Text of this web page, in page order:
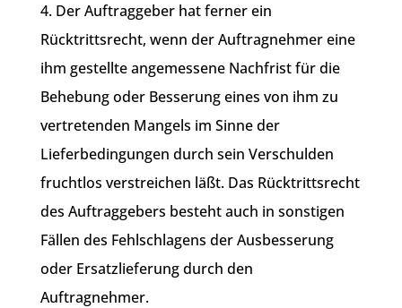
4. Der Auftraggeber hat ferner ein
Rücktrittsrecht, wenn der Auftragnehmer eine
ihm gestellte angemessene Nachfrist für die
Behebung oder Besserung eines von ihm zu
vertretenden Mangels im Sinne der
Lieferbedingungen durch sein Verschulden
fruchtlos verstreichen läßt. Das Rücktrittsrecht
des Auftraggebers besteht auch in sonstigen
Fällen des Fehlschlagens der Ausbesserung
oder Ersatzlieferung durch den
Auftragnehmer.